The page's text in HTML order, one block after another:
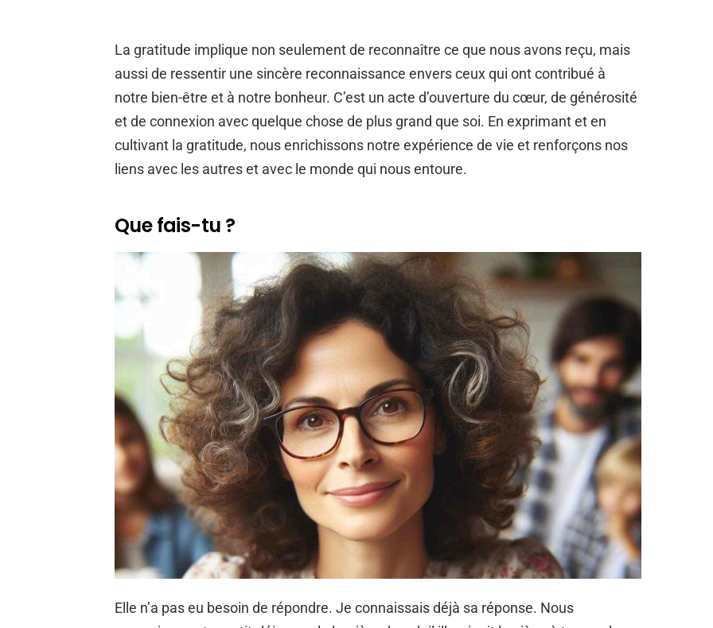
La gratitude implique non seulement de reconnaître ce que nous avons reçu, mais
aussi de ressentir une sincère reconnaissance envers ceux qui ont contribué à
notre bien-être et à notre bonheur. C’est un acte d’ouverture du cœur, de générosité
et de connexion avec quelque chose de plus grand que soi. En exprimant et en
cultivant la gratitude, nous enrichissons notre expérience de vie et renforçons nos
liens avec les autres et avec le monde qui nous entoure.
Que fais-tu ?
Elle n’a pas eu besoin de répondre. Je connaissais déjà sa réponse. Nous